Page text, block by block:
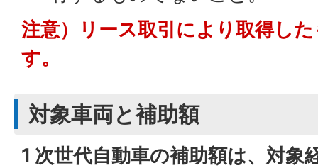
注意）リース取引により取得し
す。
対象車両と補助額
1 次世代自動車の補助額は、対